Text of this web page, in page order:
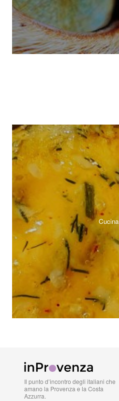
Cucina
Il punto d’incontro degli italiani che
amano la Provenza e la Costa
Azzurra.